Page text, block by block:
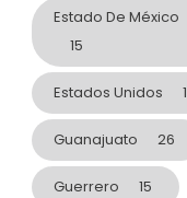
Estado De México
15
Estados Unidos 1
Guanajuato 26
Guerrero 15